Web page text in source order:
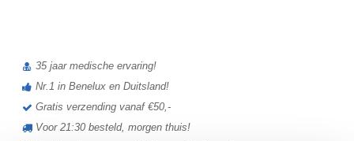
35 jaar medische ervaring!
Nr.1 in Benelux en Duitsland!
Gratis verzending vanaf €50,-
Voor 21:30 besteld, morgen thuis!